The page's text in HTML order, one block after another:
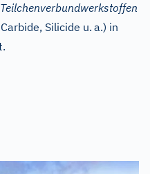
Teilchenverbundwerkstoffen
Silicide u. a.) in